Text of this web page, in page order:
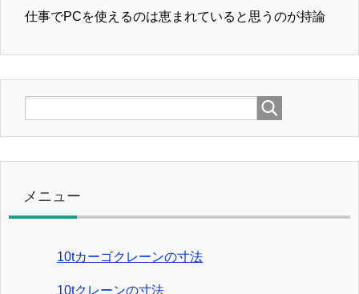
仕事でPCを使えるのは恵まれていると思うのが持論
メニュー
10tカーゴクレーンの寸法
10tクレーンの寸法